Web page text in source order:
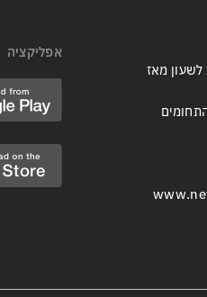
מאז
אפליקציה